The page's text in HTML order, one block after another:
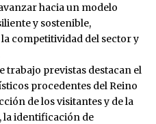
hacia un modelo
y sostenible,
competitividad del sector y
trabajo previstas destacan el
procedentes del Reino
de los visitantes y de la
la identificación de